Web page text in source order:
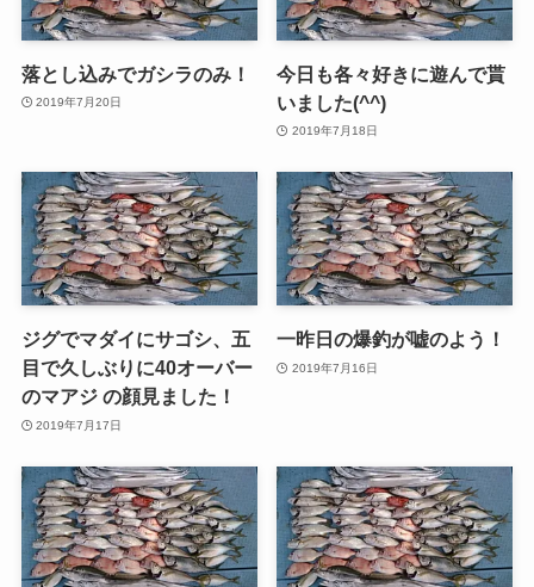
落とし込みでガシラのみ！
2019年7月20日
今日も各々好きに遊んで貰
いました(^^)
2019年7月18日
ジグでマダイにサゴシ、五
目で久しぶりに40オーバー
のマアジ の顔見ました！
2019年7月17日
一昨日の爆釣が嘘のよう！
2019年7月16日